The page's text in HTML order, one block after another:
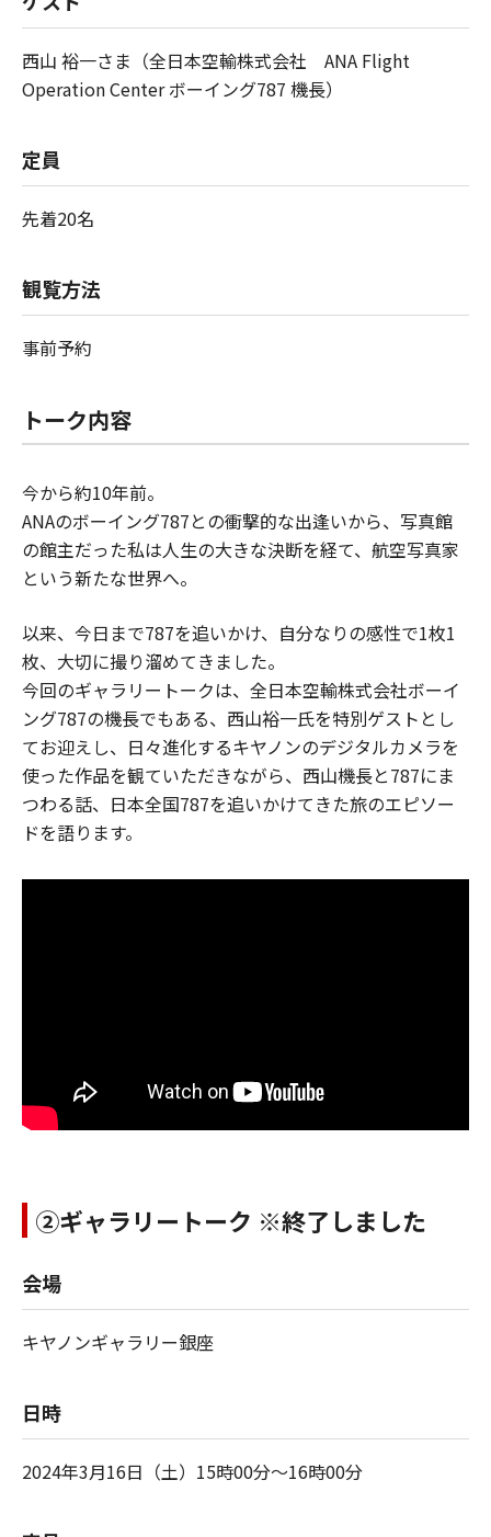
西山 裕一さま（全日本空輸株式会社 ANA Flight
Operation Center ボーイング787 機長）
定員
先着20名
観覧方法
事前予約
トーク内容
今から約10年前。
ANAのボーイング787との衝撃的な出逢いから、写真館
の館主だった私は人生の大きな決断を経て、航空写真家
という新たな世界へ。
以来、今日まで787を追いかけ、自分なりの感性で1枚1
枚、大切に撮り溜めてきました。
今回のギャラリートークは、全日本空輸株式会社ボーイ
ング787の機長でもある、西山裕一氏を特別ゲストとし
てお迎えし、日々進化するキヤノンのデジタルカメラを
使った作品を観ていただきながら、西山機長と787にま
つわる話、日本全国787を追いかけてきた旅のエピソー
ドを語ります。
➁ギャラリートーク ※終了しました
会場
キヤノンギャラリー銀座
日時
2024年3月16日（土）15時00分～16時00分